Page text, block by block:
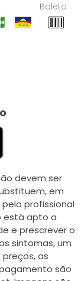
Boleto
devem ser
em
profissional
está apto a
e prescrever o
sintomas, um
as
são